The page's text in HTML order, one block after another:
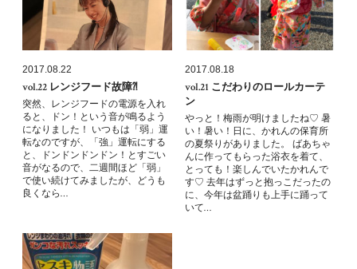
2017.08.22
vol.22 レンジフード故障⁈
突然、レンジフードの電源を入れ
ると、ドン！という音が鳴るよう
になりました！ いつもは「弱」運
転なのですが、「強」運転にする
と、ドンドンドンドン！とすごい
音がなるので、二週間ほど「弱」
で使い続けてみましたが、どうも
良くなら…
2017.08.18
vol.21 こだわりのロールカーテ
ン
やっと！梅雨が明けましたね♡ 暑
い！暑い！日に、かれんの保育所
の夏祭りがありました。 ばあちゃ
んに作ってもらった浴衣を着て、
とっても！楽しんでいたかれんで
す♡ 去年はずっと抱っこだったの
に、今年は盆踊りも上手に踊って
いて…